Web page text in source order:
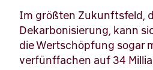
Im größten Zukunftsfeld,
Dekarbonisierung, kann
die Wertschöpfung sogar
verfünffachen auf 34